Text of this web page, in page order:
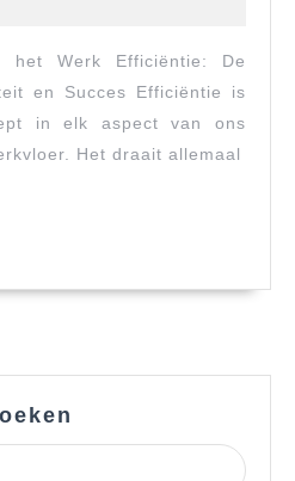
Efficiëntie
het Werk Efficiëntie: De
en Succes Efficiëntie is
in elk aspect van ons
Het draait allemaal